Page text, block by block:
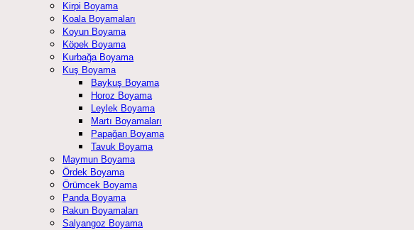
Kirpi Boyama
Koala Boyamaları
Koyun Boyama
Köpek Boyama
Kurbağa Boyama
Kuş Boyama
Baykuş Boyama
Horoz Boyama
Leylek Boyama
Martı Boyamaları
Papağan Boyama
Tavuk Boyama
Maymun Boyama
Ördek Boyama
Örümcek Boyama
Panda Boyama
Rakun Boyamaları
Salyangoz Boyama